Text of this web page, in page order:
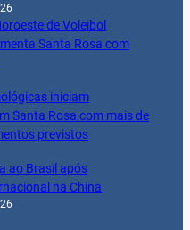
de Voleibol
Santa Rosa com
iniciam
Santa Rosa com mais de
previstos
ao Brasil após
na China